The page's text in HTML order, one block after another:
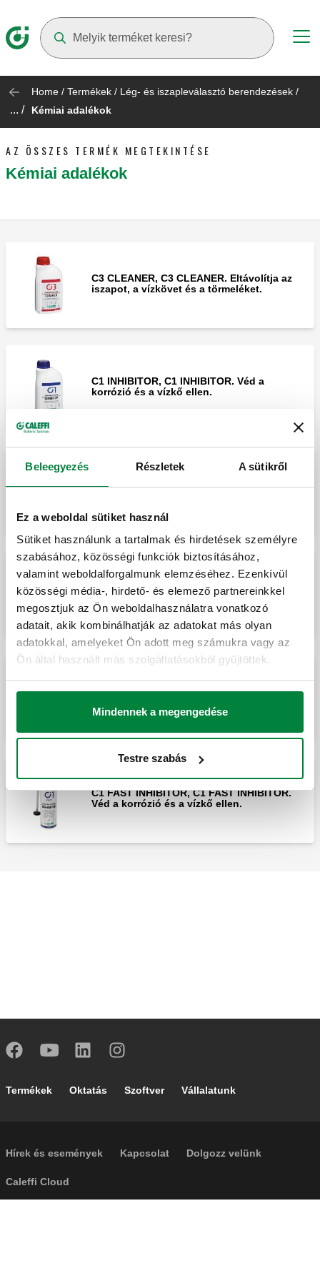
Beleegyezés Részletek A sütikről
Ez a weboldal sütiket használ
Sütiket használunk a tartalmak és hirdetések személyre
szabásához, közösségi funkciók biztosításához,
valamint weboldalforgalmunk elemzéséhez. Ezenkívül
közösségi média-, hirdető- és elemező partnereinkkel
megosztjuk az Ön weboldalhasználatra vonatkozó
adatait, akik kombinálhatják az adatokat más olyan
adatokkal, amelyeket Ön adott meg számukra vagy az
Ön által használt más szolgáltatásokból gyűjtöttek.
Mindennek a megengedése
Testre szabás
Home / Termékek / Lég- és iszapleválasztó berendezések /
... / Kémiai adalékok
AZ ÖSSZES TERMÉK MEGTEKINTÉSE
Kémiai adalékok
C3 CLEANER, C3 CLEANER. Eltávolítja az
iszapot, a vízkövet és a törmeléket.
C1 INHIBITOR, C1 INHIBITOR. Véd a
korrózió és a vízkő ellen.
C7 BIOCIDE, C7 BIOCIDE. Megakadályozza
C4 LEAK SEALER, C4 LEAK SEALER.
Folyékony tömítőanyag.
törmeléket.
C1 FAST INHIBITOR, C1 FAST INHIBITOR.
Véd a korrózió és a vízkő ellen.
Footer main navigation
Termékek Oktatás Szoftver Vállalatunk
Footer secondary navigation
Hírek és események Kapcsolat Dolgozz velünk
Caleffi Cloud